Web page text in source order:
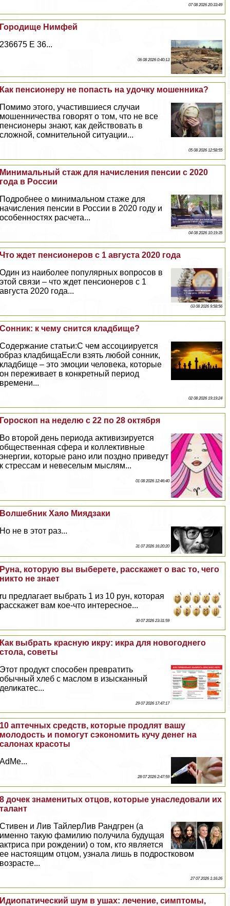
07 08 2026 20:33:49
Городище Нимфей
236675 E 36...
06 08 2026 0:40:13
Как пенсионеру не попасть на удочку мошенника?
Помимо этого, участившиеся случаи
мошенничества говорят о том, что не все
пенсионеры знают, как действовать в
сложной, сомнительной ситуации...
05 08 2026 12:58:55
Минимальный стаж для начисления пенсии с 2020
года в России
Подробнее о минимальном стаже для
начисления пенсии в России в 2020 году и
особенностях расчета...
04 08 2026 10:19:35
Что ждет пенсионеров с 1 августа 2020 года
Один из наиболее популярных вопросов в
этой связи – что ждет пенсионеров с 1
августа 2020 года...
03 08 2026 9:58:56
Сонник: к чему снится кладбище?
Содержание статьи:С чем ассоциируется
образ кладбищаЕсли взять любой сонник,
кладбище – это эмоции человека, которые
он переживает в конкретный период
времени...
02 08 2026 19:19:24
Гороскоп на неделю с 22 по 28 октября
Во второй день периода активизируется
общественная сфера и коллективные
энергии, которые рано или поздно приведут
к стрессам и невеселым мыслям...
01 08 2026 12:46:40
Волшебник Хаяо Миядзаки
Но не в этот раз...
31 07 2026 16:20:20
Руна, которую вы выберете, расскажет о вас то, чего
никто не знает
ru предлагает выбрать 1 из 10 рун, которая
расскажет вам кое-что интересное...
30 07 2026 23:31:59
Как выбрать красную икру: икра для новогоднего
стола, советы
Этот продукт способен превратить
обычный хлеб с маслом в изысканный
деликатес...
29 07 2026 17:47:17
10 аптечных средств, которые продлят вашу
молодость и помогут сэкономить кучу денег на
салонах красоты
AdMe...
28 07 2026 2:47:59
8 дочек знаменитых отцов, которые унаследовали их
талант
Стивен и Лив ТайлерЛив Рандгрен (а
именно такую фамилию получила будущая
актриса при рождении) о том, кто является
ее настоящим отцом, узнала лишь в подростковом
возрасте...
27 07 2026 1:16:26
Идиопатический шум в ушах: лечение, симптомы,